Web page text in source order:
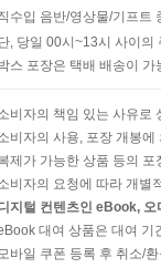
수입 음반/영상물/기프트
, 당일 00시~13시 사이의
스 포장은 택배 배송이
비자의 책임 있는 사유로
비자의 사용, 포장 개봉
제가 가능한 상품 등의
비자의 요청에 따라 개별
지털 컨텐츠인 eBook,
대여 상품은 대여 기
바일 쿠폰 등록 후 취소/